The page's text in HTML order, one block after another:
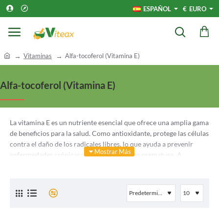
ESPAÑOL € EURO
o
e
Vitaminas Alfa-tocoferol (Vitamina E)
Alfa-tocoferol (Vitamina E)
La vitamina E es un nutriente esencial que ofrece una amplia gama
de beneficios para la salud. Como antioxidante, protege las células
contra el daño de los radicales libres, lo que ayuda a prevenir
enfermedades crónicas y el envejecimiento prematuro. A
Protección de la piel: La vitamina E puede mejorar la
apariencia de la piel y mantenerla saludable. Ayuda a